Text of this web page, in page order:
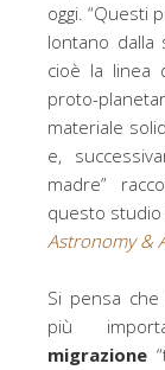
oggi. “Questi
lontano dalla
cioè la linea
proto-
materiale
e,
madre”
questo studio
Astronomy &
Si pensa
più
migrazione